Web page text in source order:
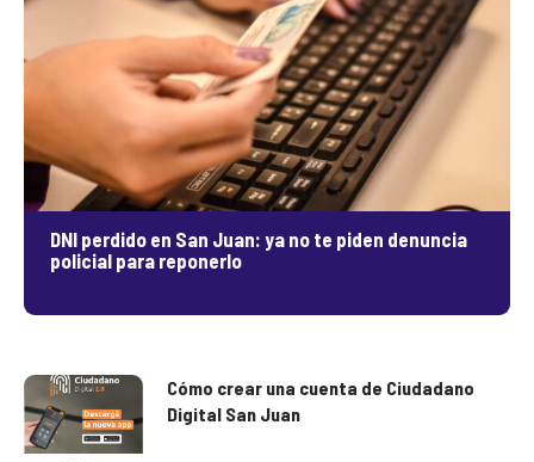
DNI perdido en San Juan: ya no te piden denuncia
policial para reponerlo
Cómo crear una cuenta de Ciudadano
Digital San Juan